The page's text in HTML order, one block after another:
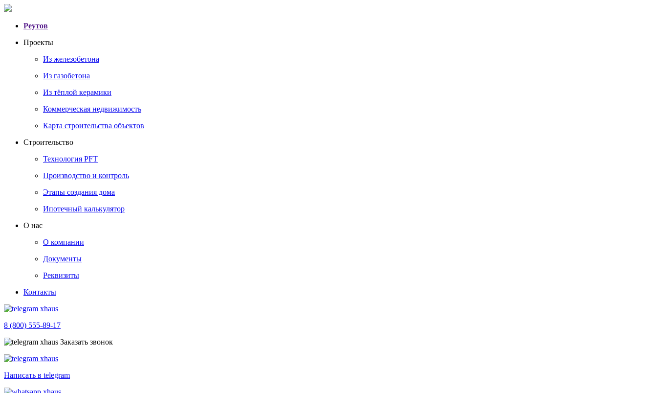
Реутов
Проекты
Из железобетона
Из газобетона
Из тёплой керамики
Коммерческая недвижимость
Карта строительства объектов
Строительство
Технология PFT
Производство и контроль
Этапы создания дома
Ипотечный калькулятор
О нас
О компании
Документы
Реквизиты
Контакты
8 (800) 555-89-17
Заказать звонок
Написать в telegram